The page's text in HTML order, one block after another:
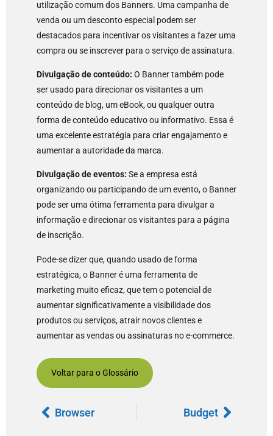
utilização comum dos Banners. Uma campanha de
venda ou um desconto especial podem ser
destacados para incentivar os visitantes a fazer uma
compra ou se inscrever para o serviço de assinatura.
Divulgação de conteúdo: O Banner também pode
ser usado para direcionar os visitantes a um
conteúdo de blog, um eBook, ou qualquer outra
forma de conteúdo educativo ou informativo. Essa é
uma excelente estratégia para criar engajamento e
aumentar a autoridade da marca.
Divulgação de eventos: Se a empresa está
organizando ou participando de um evento, o Banner
pode ser uma ótima ferramenta para divulgar a
informação e direcionar os visitantes para a página
de inscrição.
Pode-se dizer que, quando usado de forma
estratégica, o Banner é uma ferramenta de
marketing muito eficaz, que tem o potencial de
aumentar significativamente a visibilidade dos
produtos ou serviços, atrair novos clientes e
aumentar as vendas ou assinaturas no e-commerce.
Voltar para o Glossário
Browser Budget